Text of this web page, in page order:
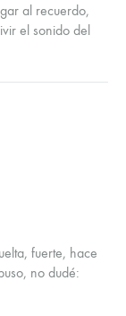
al recuerdo,
el sonido del
fuerte, hace
no dudé: